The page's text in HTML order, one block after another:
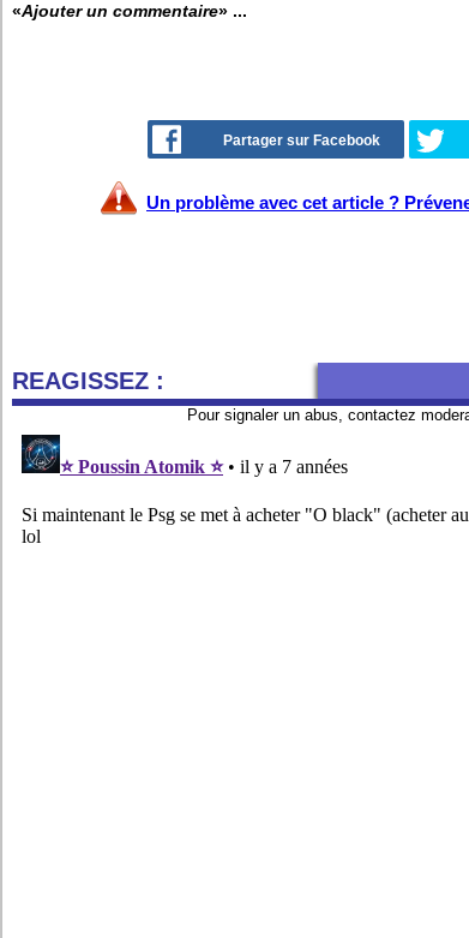
«Ajouter un commentaire» ...
Partager sur Facebook
Un problème avec cet article ?
REAGISSEZ :
Pour signaler un abus, contactez